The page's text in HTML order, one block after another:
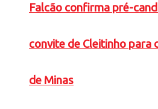
Falcão confirma pré-
convite de Cleitinho para
de Minas